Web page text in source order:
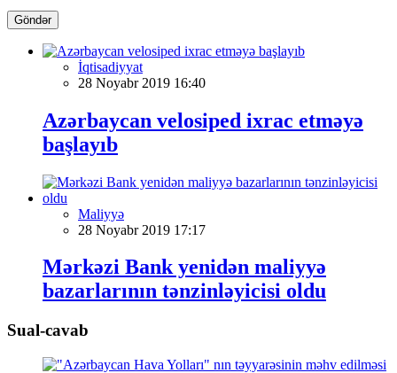
Göndər
İqtisadiyyat
28 Noyabr 2019 16:40
Azərbaycan velosiped ixrac etməyə
başlayıb
Maliyyə
28 Noyabr 2019 17:17
Mərkəzi Bank yenidən maliyyə
bazarlarının tənzinləyicisi oldu
Sual-cavab